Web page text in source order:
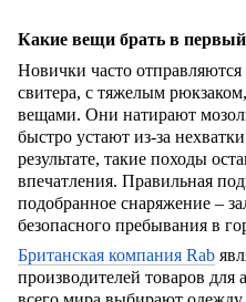
Какие вещи брать в
Новички часто
свитера, с тяжелым
вещами. Они натирают
быстро устают из-за
результате, такие походы
впечатления. Правильная
подобранное снаряжение –
безопасного пребывания в
Британская компания Rab
производителей товаров